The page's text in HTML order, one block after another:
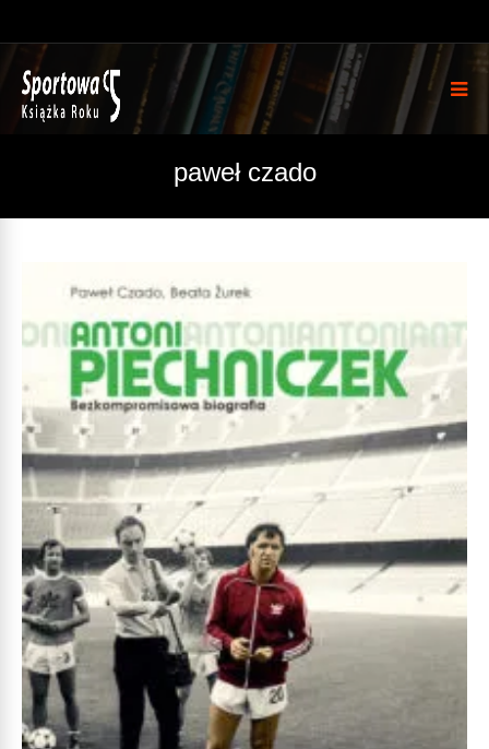
paweł czado